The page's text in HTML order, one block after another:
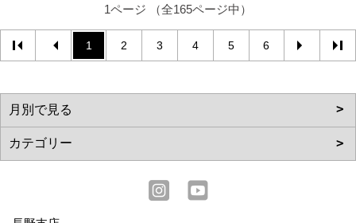
1ページ （全165ページ中）
1 2 3 4 5 6